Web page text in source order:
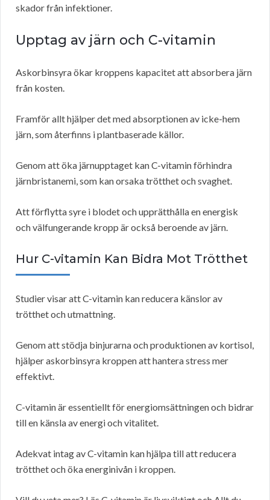
skador från infektioner.
Upptag av järn och C-vitamin
Askorbinsyra ökar kroppens kapacitet att absorbera järn
från kosten.
Framför allt hjälper det med absorptionen av icke-hem
järn, som återfinns i plantbaserade källor.
Genom att öka järnupptaget kan C-vitamin förhindra
järnbristanemi, som kan orsaka trötthet och svaghet.
Att förflytta syre i blodet och upprätthålla en energisk
och välfungerande kropp är också beroende av järn.
Hur C-vitamin Kan Bidra Mot Trötthet
Studier visar att C-vitamin kan reducera känslor av
trötthet och utmattning.
Genom att stödja binjurarna och produktionen av kortisol,
hjälper askorbinsyra kroppen att hantera stress mer
effektivt.
C-vitamin är essentiellt för energiomsättningen och bidrar
till en känsla av energi och vitalitet.
Adekvat intag av C-vitamin kan hjälpa till att reducera
trötthet och öka energinivån i kroppen.